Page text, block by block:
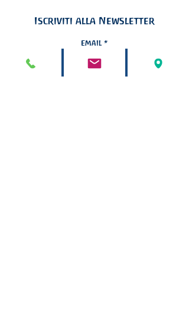
Iscriviti alla Newsletter
Email